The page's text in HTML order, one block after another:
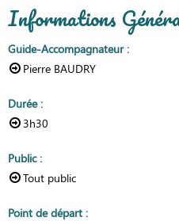
Informations
Guide-Accompagnateur:
Pierre BAUDRY
Durée:
3h30
Public:
Tout public
Point de départ :